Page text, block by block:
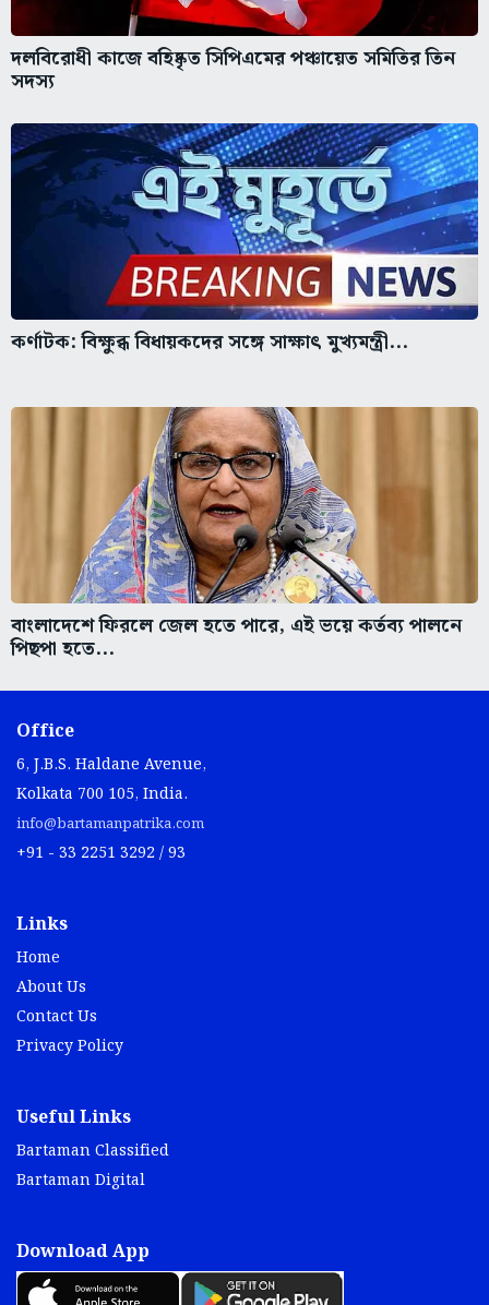
দলবিরোধী কাজে বহিষ্কৃত সিপিএমের পঞ্চায়েত সমিতির তিন
সদস্য
কর্ণাটক: বিক্ষুব্ধ বিধায়কদের সঙ্গে সাক্ষাৎ মুখ্যমন্ত্রী...
বাংলাদেশে ফিরলে জেল হতে পারে, এই ভয়ে কর্তব্য পালনে
পিছপা হতে...
Office
6, J.B.S. Haldane Avenue,
Kolkata 700 105, India.
info@bartamanpatrika.com
+91 - 33 2251 3292 / 93
Links
Home
About Us
Contact Us
Privacy Policy
Useful Links
Bartaman Classified
Bartaman Digital
Download App